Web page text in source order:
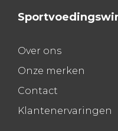
Over ons
Onze merken
Contact
Klantenervaringen